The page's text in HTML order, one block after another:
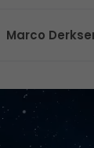
Marco